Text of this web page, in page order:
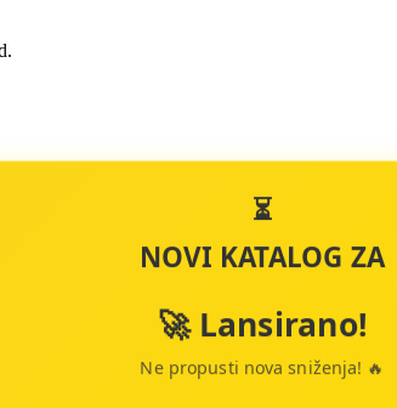
⏳
NOVI KATALOG ZA
🚀 Lansirano!
Ne propusti nova sniženja! 🔥